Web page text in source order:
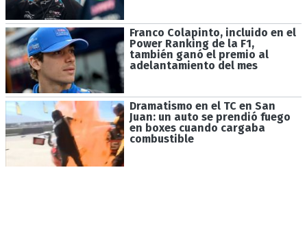
Franco Colapinto, incluido en el
Power Ranking de la F1,
también ganó el premio al
adelantamiento del mes
Dramatismo en el TC en San
Juan: un auto se prendió fuego
en boxes cuando cargaba
combustible